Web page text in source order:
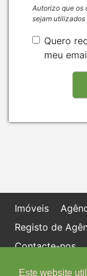
Este website
Autorizo que os
sejam utilizados
Quero
meu
Imóveis
Registo de
Contacte-nos
Política de proteção